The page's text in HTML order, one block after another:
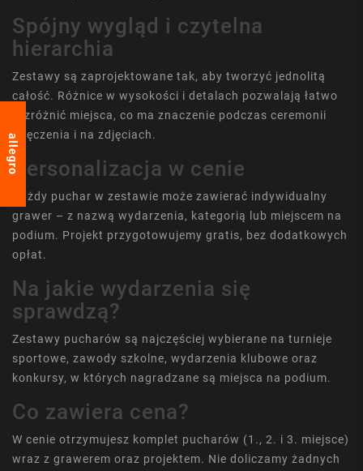
Spójny wygląd i czytelna
hierarchia
Zestawy są zaprojektowane tak, aby tworzyć jednolitą
całość. Różnice w wysokości i detalach pozwalają łatwo
rozróżnić miejsca, co ma znaczenie podczas ceremonii
wręczenia i na zdjęciach.
Personalizacja w cenie
Każdy puchar w zestawie może zawierać indywidualny
grawer – z nazwą wydarzenia, kategorią lub miejscem na
podium. Projekt przygotowujemy gratis, bez dodatkowych
opłat.
Na jakie wydarzenia się
sprawdzą?
Zestawy pucharów są najczęściej wybierane na turnieje
sportowe, zawody szkolne, wydarzenia klubowe oraz
konkursy, w których nagradzane są miejsca na podium.
Co zawiera cena?
W cenie otrzymujesz komplet pucharów (1., 2. i 3. miejsce)
wraz z grawerem oraz projektem. Nie doliczamy żadnych
allegro